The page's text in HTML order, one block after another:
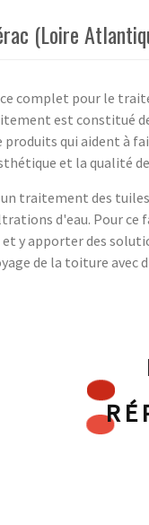
(Loire
complet pour le
est constitué
qui aident à
et la qualité
traitement des
d'eau. Pour ce
y apporter des
de la toiture